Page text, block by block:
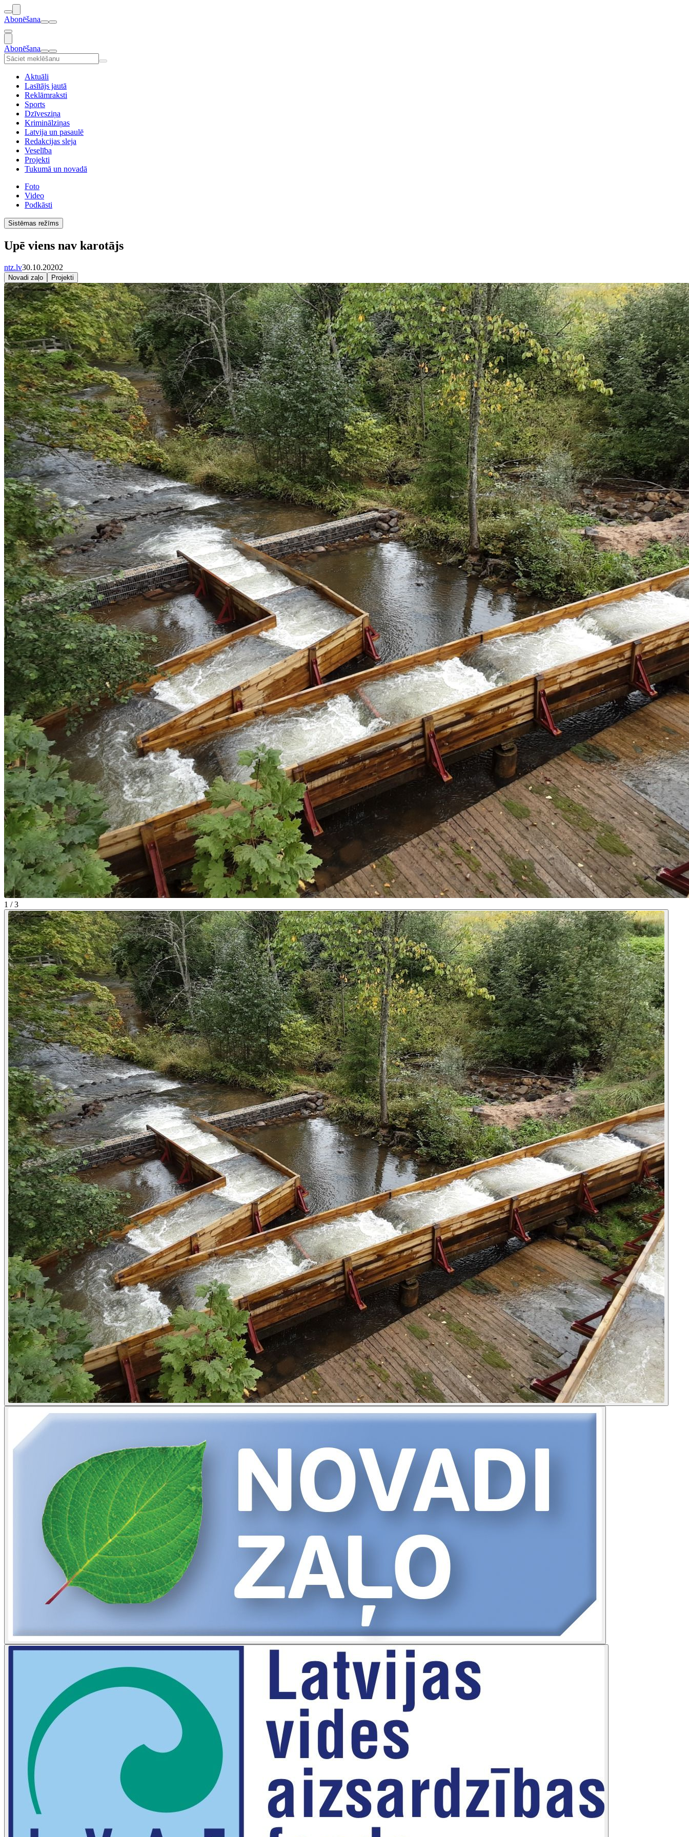
Abonēšana
Abonēšana
Aktuāli
Lasītājs jautā
Reklāmraksti
Sports
Dzīvesziņa
Kriminālziņas
Latvija un pasaulē
Redakcijas sleja
Veselība
Projekti
Tukumā un novadā
Foto
Video
Podkāsti
Sistēmas režīms
Upē viens nav karotājs
ntz.lv30.10.20202
Novadi zaļo Projekti
1 / 3